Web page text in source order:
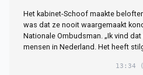
Het kabinet-Schoof maakte
was dat ze nooit waargemaakt
Nationale Ombudsman. „Ik vind
mensen in Nederland. Het heeft
13:34